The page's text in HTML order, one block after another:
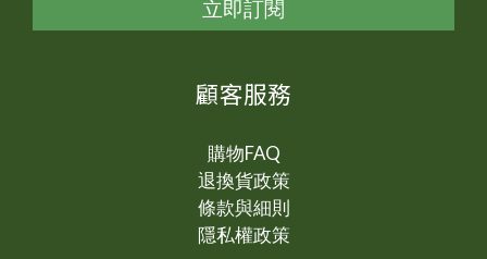
立即訂閱
顧客服務
購物FAQ
退換貨政策
條款與細則
隱私權政策